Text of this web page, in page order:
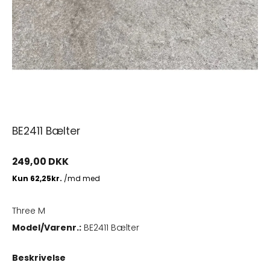
BE2411 Bælter
249,00 DKK
Three M
Model/Varenr.: BE2411 Bælter
Beskrivelse